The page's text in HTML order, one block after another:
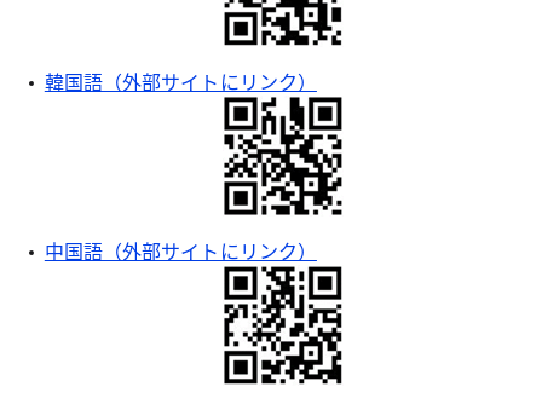
韓国語（外部サイトにリンク）
中国語（外部サイトにリンク）